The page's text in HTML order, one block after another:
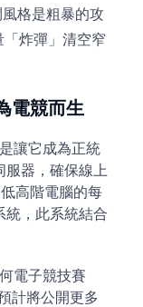
格是粗暴的攻
炸彈」清空窄
電競而生
讓它成為正統
服器，確保線上
高階電腦的每
統，此系統結合
電子競技賽
計將公開更多